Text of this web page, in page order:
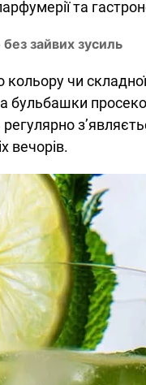
та
без зайвих зусиль
чи
бульбашки
вечорів.